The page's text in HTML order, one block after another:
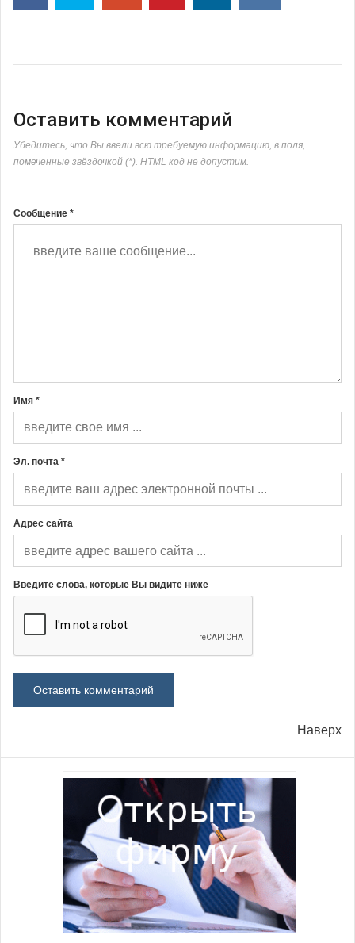
Оставить комментарий
Убедитесь, что Вы ввели всю требуемую информацию, в поля,
помеченные звёздочкой (*). HTML код не допустим.
Сообщение *
Имя *
Эл. почта *
Адрес сайта
Введите слова, которые Вы видите ниже
Наверх